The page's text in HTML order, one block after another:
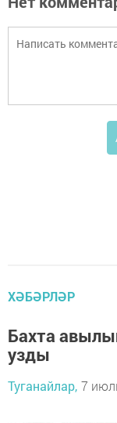
ХӘБӘРЛӘР
Бахта
узды
Туганайлар, 7